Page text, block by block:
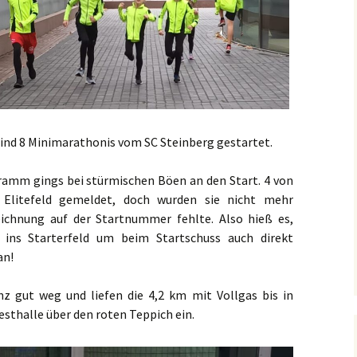
Foto-Impressionen 2019
Foto-Impressionen 2018
8 Minimarathonis vom SC Steinberg gestartet.
gings bei stürmischen Böen an den Start. 4 von
gemeldet, doch wurden sie nicht mehr
auf der Startnummer fehlte. Also hieß es,
Starterfeld um beim Startschuss auch direkt
gut weg und liefen die 4,2 km mit Vollgas bis in
über den roten Teppich ein.